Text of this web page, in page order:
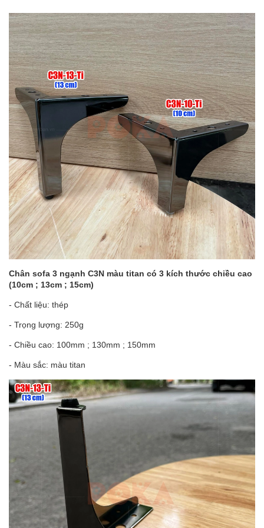
Chân sofa 3 ngạnh C3N màu titan có 3 kích thước chiều cao
(10cm ; 13cm ; 15cm)
- Chất liệu: thép
- Trọng lượng: 250g
- Chiều cao: 100mm ; 130mm ; 150mm
- Màu sắc: màu titan